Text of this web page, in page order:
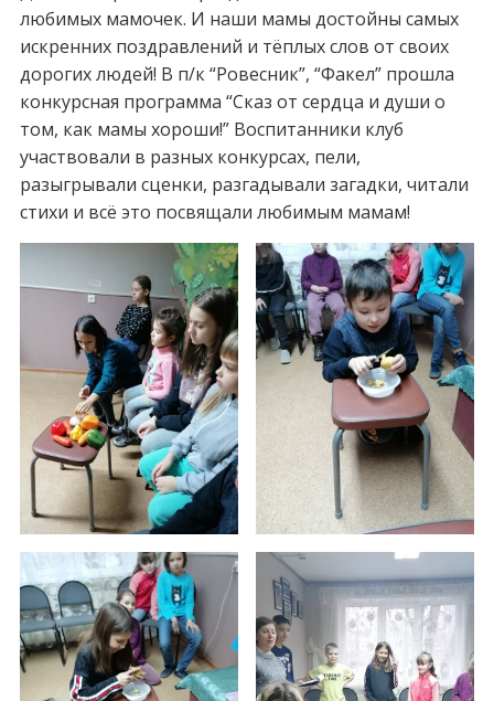
любимых мамочек. И наши мамы достойны самых
искренних поздравлений и тёплых слов от своих
дорогих людей! В п/к “Ровесник”, “Факел” прошла
конкурсная программа “Сказ от сердца и души о
том, как мамы хороши!” Воспитанники клуб
участвовали в разных конкурсах, пели,
разыгрывали сценки, разгадывали загадки, читали
стихи и всё это посвящали любимым мамам!